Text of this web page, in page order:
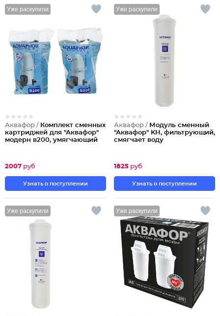
Уже раскупили
Аквафор / Комплект сменных
картриджей для "Аквафор"
модерн в200, умягчающий
2007 руб
Узнать о поступлении
Уже раскупили
Аквафор / Модуль сменный
"Аквафор" KH, фильтрующий,
смягчает воду
1825 руб
Узнать о поступлении
Уже раскупили Уже раскупили